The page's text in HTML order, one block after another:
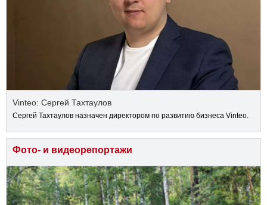
Vinteo: Сергей Тахтаулов
Сергей Тахтаулов назначен директором по развитию бизнеса Vinteo.
Фото- и видеорепортажи